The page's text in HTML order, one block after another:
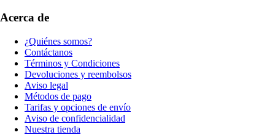
Acerca de
¿Quiénes somos?
Contáctanos
Términos y Condiciones
Devoluciones y reembolsos
Aviso legal
Métodos de pago
Tarifas y opciones de envío
Aviso de confidencialidad
Nuestra tienda